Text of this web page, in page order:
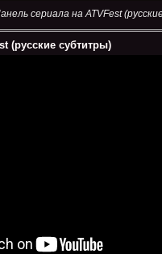
сериала на ATVFest
(русские субтитры)